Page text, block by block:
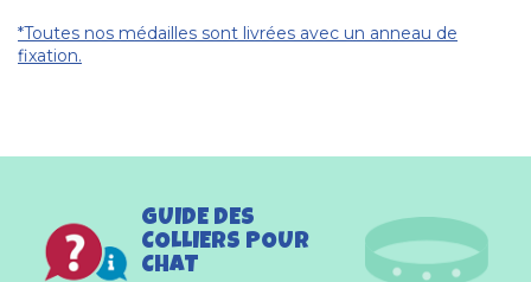
*Toutes nos médailles sont livrées avec un anneau de
fixation.
GUIDE DES
COLLIERS POUR
CHAT